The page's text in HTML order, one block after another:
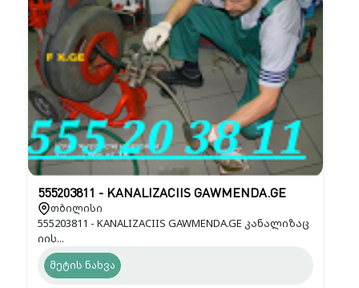
555203811 - KANALIZACIIS GAWMENDA.GE
თბილისი
555203811 - KANALIZACIIS GAWMENDA.GE კანალიზაც
იის...
მეტის ნახვა